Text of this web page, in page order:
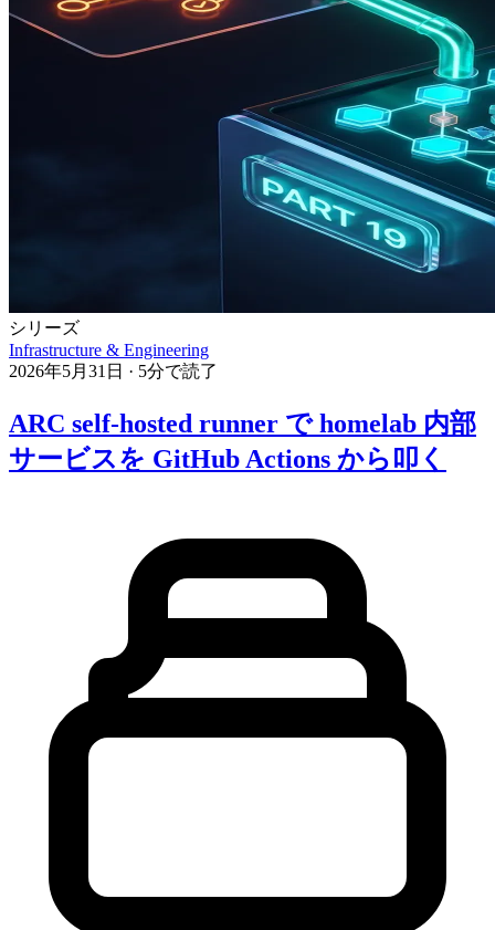
シリーズ
Infrastructure & Engineering
2026年5月31日 · 5分で読了
ARC self-hosted runner で homelab 内部
サービスを GitHub Actions から叩く